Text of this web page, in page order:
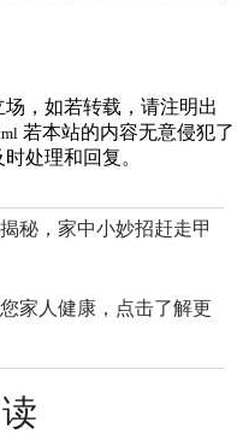
，如若转载，请注明出
若本站的内容无意侵犯了
处理和回复。
秘，家中小妙招赶走甲
家人健康，点击了解更